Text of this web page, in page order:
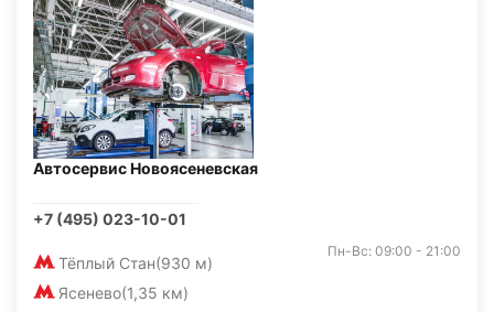
Автосервис Новоясеневская
+7 (495) 023-10-01
Тёплый Стан(930 м)
Ясенево(1,35 км)
Пн-Вс: 09:00 - 21:00